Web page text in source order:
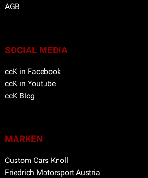
AGB
SOCIAL MEDIA
ccK in Facebook
ccK in Youtube
ccK Blog
MARKEN
Custom Cars Knoll
Friedrich Motorsport Austria